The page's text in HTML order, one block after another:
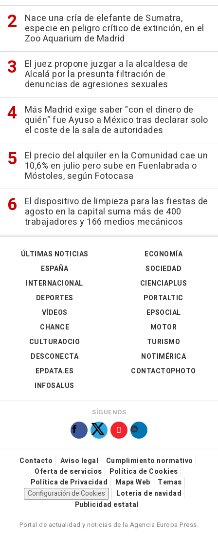
Nace una cría de elefante de Sumatra,
especie en peligro crítico de extinción, en el
Zoo Aquarium de Madrid
El juez propone juzgar a la alcaldesa de
Alcalá por la presunta filtración de
denuncias de agresiones sexuales
Más Madrid exige saber "con el dinero de
quién" fue Ayuso a México tras declarar solo
el coste de la sala de autoridades
El precio del alquiler en la Comunidad cae un
10,6% en julio pero sube en Fuenlabrada o
Móstoles, según Fotocasa
El dispositivo de limpieza para las fiestas de
agosto en la capital suma más de 400
trabajadores y 166 medios mecánicos
ÚLTIMAS NOTICIAS
ESPAÑA
INTERNACIONAL
DEPORTES
VÍDEOS
ECONOMÍA
SOCIEDAD
CIENCIAPLUS
PORTALTIC
EPSOCIAL
CHANCE
CULTURAOCIO
DESCONECTA
EPDATA.ES
INFOSALUS
MOTOR
TURISMO
NOTIMÉRICA
CONTACTOPHOTO
SÍGUENOS
Contacto Aviso legal
Cumplimiento normativo
Oferta de servicios
Política de Cookies
Política de Privacidad
Mapa Web
Temas
Configuración de Cookies
Loteria de navidad
Publicidad estatal
Portal de actualidad y noticias de la Agencia Europa Press.